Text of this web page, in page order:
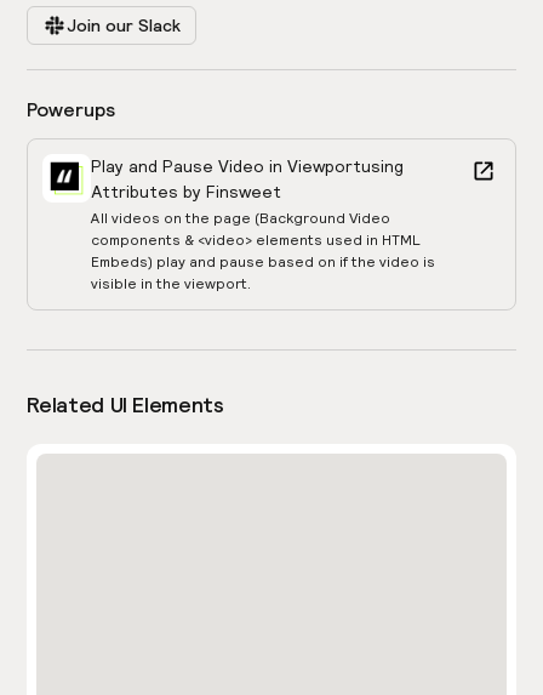
Join our Slack
Powerups
Play and Pause Video in Viewportusing
Attributes by Finsweet
All videos on the page (Background Video
components & <video> elements used in HTML
Embeds) play and pause based on if the video is
visible in the viewport.
Related UI Elements